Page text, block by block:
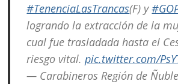
#TenenciaLasTrancas(F) y
logrando la extracción de la
cual fue trasladada hasta el
riesgo vital.pic.twitter.com/
— Carabineros Región de